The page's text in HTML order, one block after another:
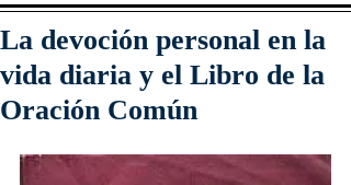
La devoción personal en la
vida diaria y el Libro de la
Oración Común